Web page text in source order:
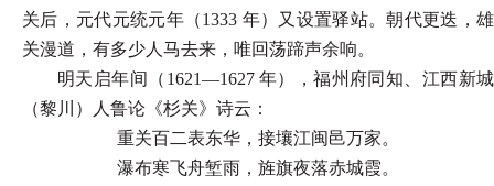
关后，元代元统元年（1333 年）又设置驿站。朝代更迭，雄
关漫道，有多少人马去来，唯回荡蹄声余响。
明天启年间（ 1621—1627 年），福州府同知、江西新城
（黎川）人鲁论《杉关》诗云：
重关百二表东华，接壤江闽邑万家。
瀑布寒飞舟堑雨，旌旗夜落赤城霞。